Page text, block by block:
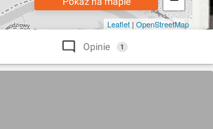
Leaflet | OpenStreetMap
Opinie 1